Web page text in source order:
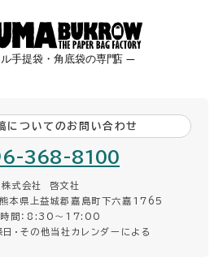
についてのお問い合わせ
368-8100
株式会社 啓文社
県上益城郡嘉島町下六嘉1765
時間：8:30〜17:00
日・その他当社カレンダーによる